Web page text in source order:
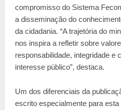
compromisso do Sistema
a disseminação do
da cidadania. “A trajetória do
nos inspira a refletir sobre
responsabilidade, integridade e
interesse público”, destaca.
Um dos diferenciais da
escrito especialmente para